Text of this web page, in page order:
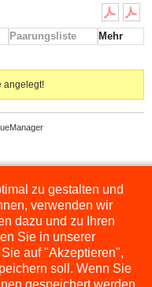
Paarungsliste Mehr
angelegt!
und befinden sich im
635/2/index.php
zu gestalten und
verwenden wir
dazu und zu Ihren
Sie in unserer
auf "Akzeptieren",
soll. Wenn Sie
gespeichert werden